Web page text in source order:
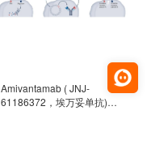
Amivantamab ( JNJ-
61186372，埃万妥单抗)